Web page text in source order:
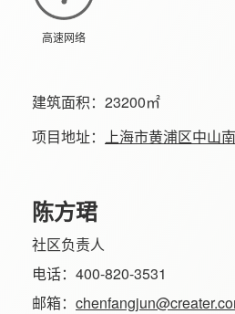
高速网络
建筑面积： 23200㎡
项目地址：
上海市黄浦区中山
陈方珺
社区负责人
电话：400-820-3531
邮箱：